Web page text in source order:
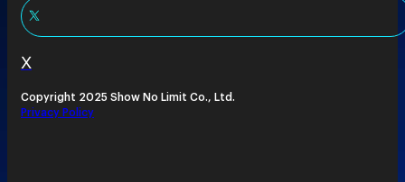
X
Copyright 2025 Show No Limit Co., Ltd.
Privacy Policy